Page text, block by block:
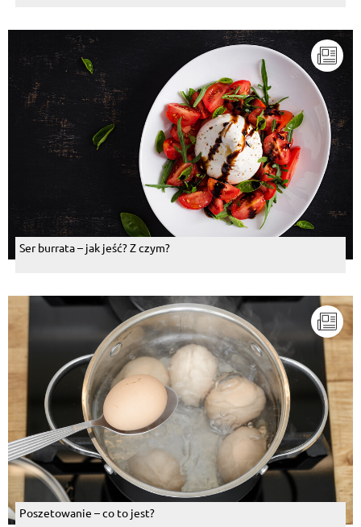
Ser burrata – jak jeść? Z czym?
Poszetowanie – co to jest?